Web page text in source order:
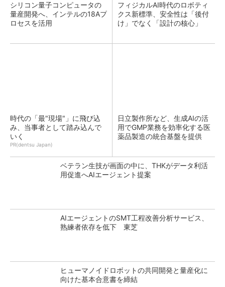
シリコン量子コンピュータの
量産開発へ、インテルの18Aプ
ロセスを活用
フィジカルAI時代のロボティ
クス新標準、安全性は「後付
け」でなく「設計の核心」
時代の「最"現場"」に飛び込
み、当事者として踏み込んで
いく
PR(dentsu Japan)
日立製作所など、生成AIの活
用でGMP業務を効率化する医
薬品製造の統合基盤を提供
ベテラン生技が画面の中に、THKがデータ利活
用促進へAIエージェント提案
AIエージェントのSMT工程改善分析サービス、
熟練者依存を低下 東芝
ヒューマノイドロボットの共同開発と量産化に
向けた基本合意書を締結